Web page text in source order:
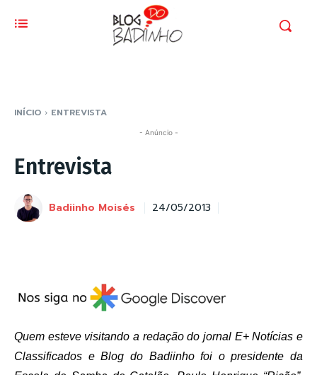
INÍCIO ENTREVISTA
- Anúncio -
Entrevista
Badiinho Moisés 24/05/2013
Quem esteve visitando a redação do jornal E+ Notícias e
Classificados e Blog do Badiinho foi o presidente da